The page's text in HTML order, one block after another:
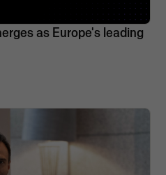
as Europe's leading